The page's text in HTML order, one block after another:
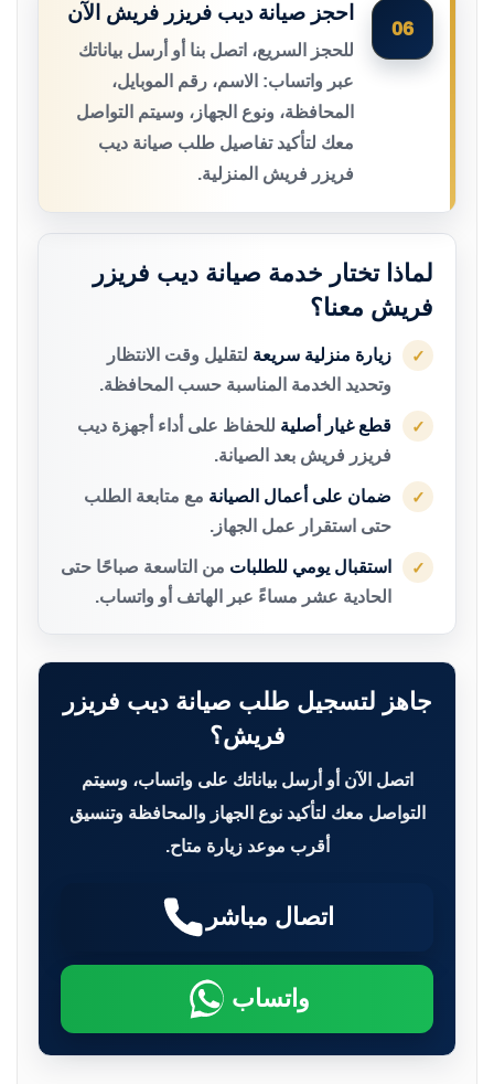
06
احجز صيانة ديب فريزر فريش الآن
للحجز السريع، اتصل بنا أو أرسل بياناتك
عبر واتساب: الاسم، رقم الموبايل،
المحافظة، ونوع الجهاز، وسيتم التواصل
معك لتأكيد تفاصيل طلب صيانة ديب
فريزر فريش المنزلية.
لماذا تختار خدمة صيانة ديب فريزر
فريش معنا؟
✓ زيارة منزلية سريعة لتقليل وقت الانتظار
وتحديد الخدمة المناسبة حسب المحافظة.
✓ قطع غيار أصلية للحفاظ على أداء أجهزة ديب
فريزر فريش بعد الصيانة.
✓ ضمان على أعمال الصيانة مع متابعة الطلب
حتى استقرار عمل الجهاز.
✓ استقبال يومي للطلبات من التاسعة صباحًا حتى
الحادية عشر مساءً عبر الهاتف أو واتساب.
جاهز لتسجيل طلب صيانة ديب فريزر
فريش؟
اتصل الآن أو أرسل بياناتك على واتساب، وسيتم
التواصل معك لتأكيد نوع الجهاز والمحافظة وتنسيق
أقرب موعد زيارة متاح.
اتصال مباشر
واتساب